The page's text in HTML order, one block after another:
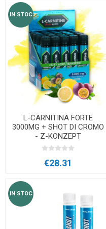
IN STOC
L-CARNITINA FORTE
3000MG + SHOT DI CROMO
- Z-KONZEPT
€28.31
IN STOC